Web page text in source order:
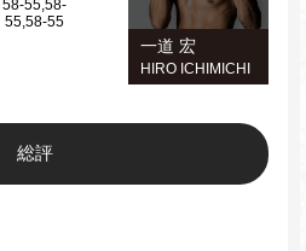
58-55,58-
55,58-55
一道 宏
HIRO ICHIMICHI
総評